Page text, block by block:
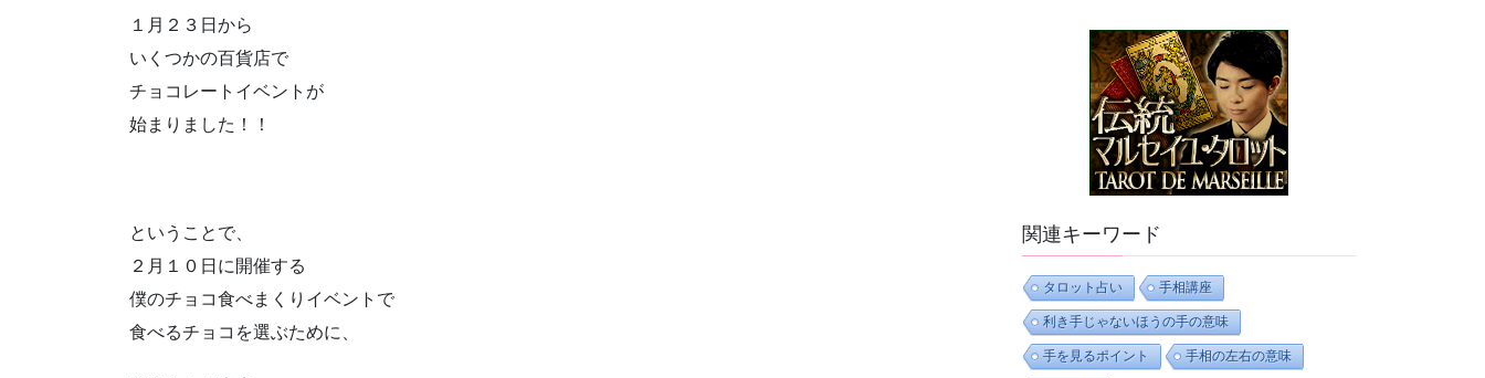
１月２３日から
いくつかの百貨店で
チョコレートイベントが
始まりました！！
ということで、
２月１０日に開催する
僕のチョコ食べまくりイベントで
食べるチョコを選ぶために、
関連キーワード
タロット占い 手相講座
利き手じゃないほうの手の意味
手を見るポイント 手相の左右の意味